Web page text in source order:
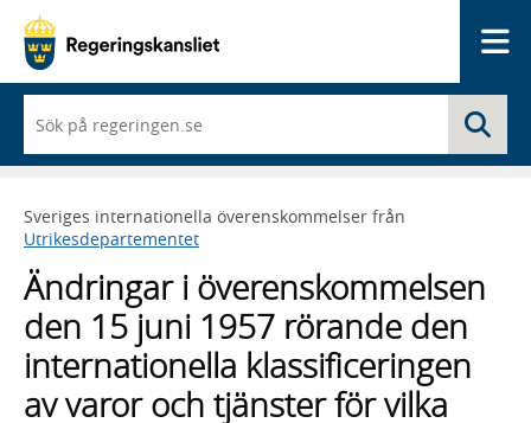
du
börjar
skriva
framträder
en
lista
med
sökförslag
Sveriges internationella överenskommelser från
Utrikesdepartementet
Ändringar i överenskommelsen
den 15 juni 1957 rörande den
internationella klassificeringen
av varor och tjänster för vilka